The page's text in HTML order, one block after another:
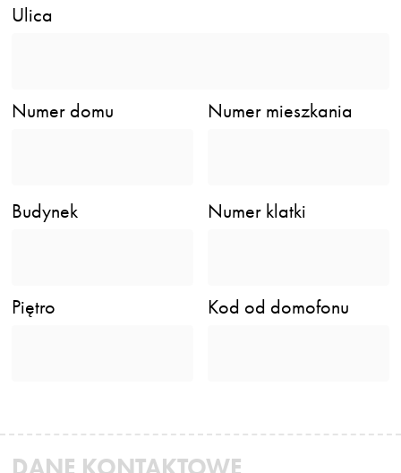
Ulica
Numer domu Numer mieszkania
Budynek Numer klatki
Piętro Kod od domofonu
DANE KONTAKTOWE